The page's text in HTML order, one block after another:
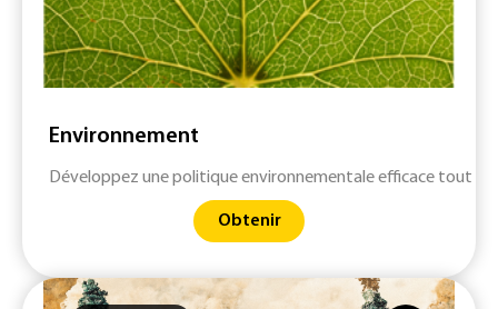
Environnement
Développez une politique environnementale efficace tout
Obtenir